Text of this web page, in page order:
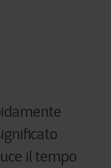
il tempo